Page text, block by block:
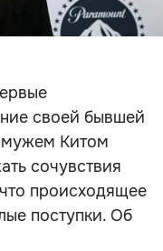
своей бывшей
мужем Китом
сочувствия
происходящее
поступки. Об